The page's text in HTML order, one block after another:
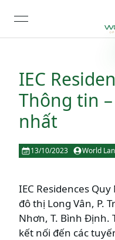
open navigation
IEC
Thông tin
nhất
13/10/2023 World
IEC Residences
đô thị Long Vân, P.
Nhơn, T. Bình Định.
kết nối đến các